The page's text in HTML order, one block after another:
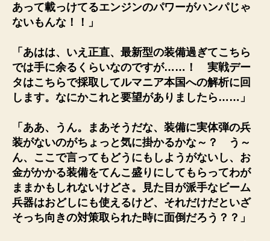
あって載っけてるエンジンのパワーがハンパじゃ
ないもんな！！」
「あはは、いえ正直、最新型の装備過ぎてこちら
では手に余るくらいなのですが……！ 実戦デー
タはこちらで採取してルマニア本国への解析に回
します。なにかこれと要望がありましたら……」
「ああ、うん。まあそうだな、装備に実体弾の兵
装がないのがちょっと気に掛かるかな～？ う～
ん、ここで言ってもどうにもしようがないし、お
金がかかる装備をてんこ盛りにしてもらってわが
ままかもしれないけどさ。見た目が派手なビーム
兵器はおどしにも使えるけど、それだけだといざ
そっち向きの対策取られた時に面倒だろう？？」